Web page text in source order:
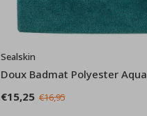
Sealskin
Doux Badmat Polyester Aqua
€15,25 €16,95